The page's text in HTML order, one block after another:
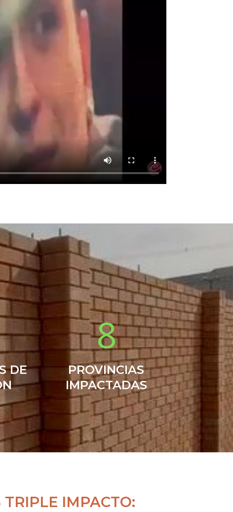
DE
8
PROVINCIAS
IMPACTADAS
IMPACTO: